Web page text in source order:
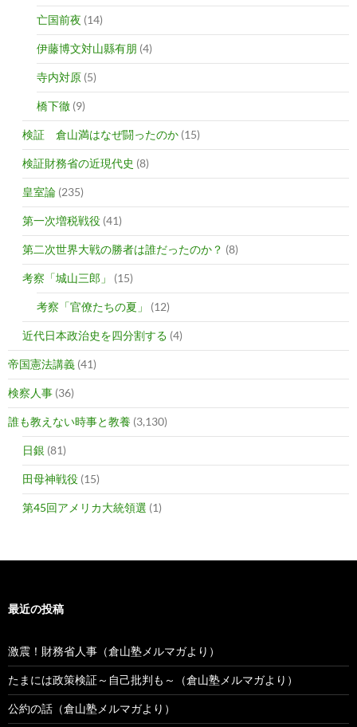
亡国前夜 (14)
伊藤博文対山縣有朋 (4)
寺内対原 (5)
橋下徹 (9)
検証 倉山満はなぜ闘ったのか (15)
検証財務省の近現代史 (8)
皇室論 (235)
第一次増税戦役 (41)
第二次世界大戦の勝者は誰だったのか？ (8)
考察「城山三郎」 (15)
考察「官僚たちの夏」 (12)
近代日本政治史を四分割する (4)
帝国憲法講義 (41)
検察人事 (36)
誰も教えない時事と教養 (3,130)
日銀 (81)
田母神戦役 (15)
第45回アメリカ大統領選 (1)
最近の投稿
激震！財務省人事（倉山塾メルマガより）
たまには政策検証～自己批判も～（倉山塾メルマガより）
公約の話（倉山塾メルマガより）